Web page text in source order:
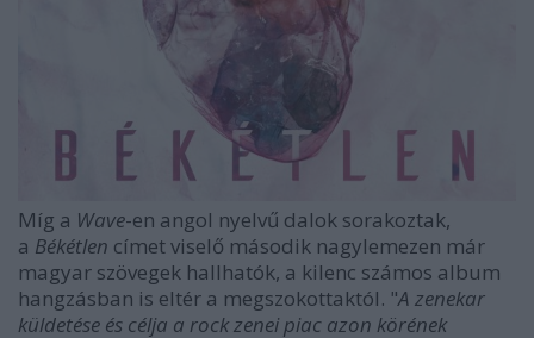
Míg a Wave-en angol nyelvű dalok sorakoztak,
a Békétlen címet viselő második nagylemezen már
magyar szövegek hallhatók, a kilenc számos album
hangzásban is eltér a megszokottaktól. "A zenekar
küldetése és célja a rock zenei piac azon körének